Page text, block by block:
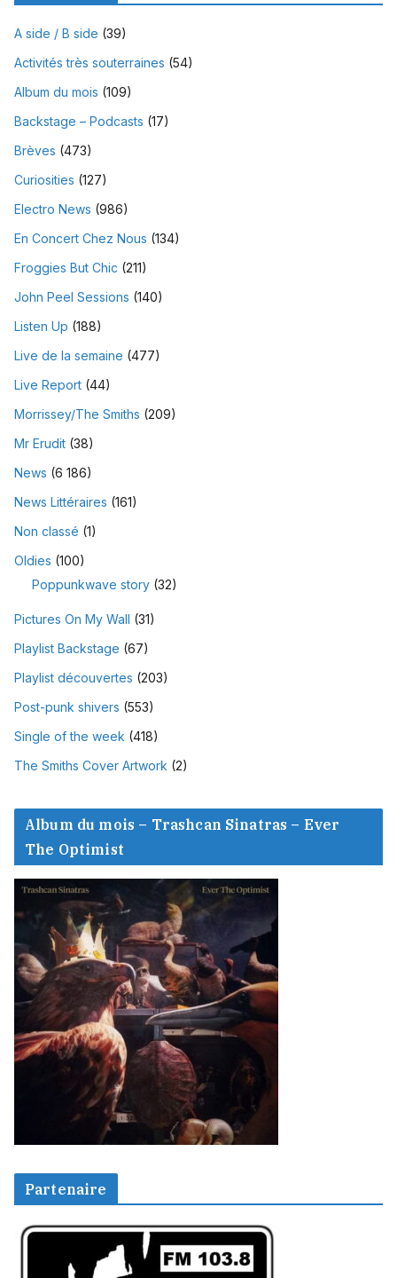
A side / B side (39)
Activités très souterraines (54)
Album du mois (109)
Backstage – Podcasts (17)
Brèves (473)
Curiosities (127)
Electro News (986)
En Concert Chez Nous (134)
Froggies But Chic (211)
John Peel Sessions (140)
Listen Up (188)
Live de la semaine (477)
Live Report (44)
Morrissey/The Smiths (209)
Mr Erudit (38)
News (6 186)
News Littéraires (161)
Non classé (1)
Oldies (100)
Poppunkwave story (32)
Pictures On My Wall (31)
Playlist Backstage (67)
Playlist découvertes (203)
Post-punk shivers (553)
Single of the week (418)
The Smiths Cover Artwork (2)
Album du mois – Trashcan Sinatras – Ever
The Optimist
Partenaire